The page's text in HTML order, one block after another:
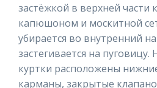
застёжкой в верхней части
капюшоном и москитной
убирается во внутренний
застегивается на
куртки расположены
карманы, закрытые